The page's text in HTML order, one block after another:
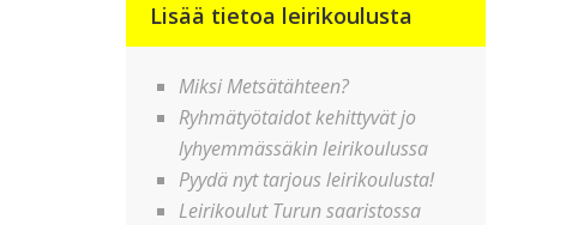
Lisää tietoa leirikoulusta
Miksi Metsätähteen?
Ryhmätyötaidot kehittyvät jo
lyhyemmässäkin leirikoulussa
Pyydä nyt tarjous leirikoulusta!
Leirikoulut Turun saaristossa